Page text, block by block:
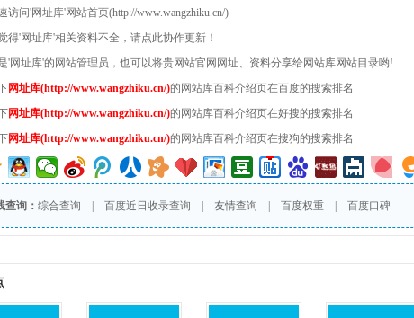
访问'网址库'网站首页(http://www.wangzhiku.cn/)
得'网址库'相关资料不全，请点此协作更新！
'网址库'的网站管理员，也可以将贵网站官网网址、资料分享给网站库网站目录哟!
网址库(http://www.wangzhiku.cn/)的网站库百科介绍页在百度的搜索排名
网址库(http://www.wangzhiku.cn/)的网站库百科介绍页在好搜的搜索排名
网址库(http://www.wangzhiku.cn/)的网站库百科介绍页在搜狗的搜索排名
查询： 综合查询 百度近日收录查询 友情查询 百度权重 百度口碑